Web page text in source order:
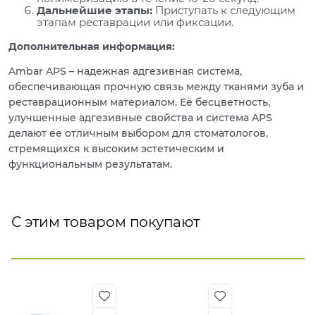
Дальнейшие этапы: Приступать к следующим
этапам реставрации или фиксации.
Дополнительная информация:
Ambar APS – надежная адгезивная система,
обеспечивающая прочную связь между тканями зуба и
реставрационным материалом. Её бесцветность,
улучшенные адгезивные свойства и система APS
делают ее отличным выбором для стоматологов,
стремящихся к высоким эстетическим и
функциональным результатам.
С этим товаром покупают